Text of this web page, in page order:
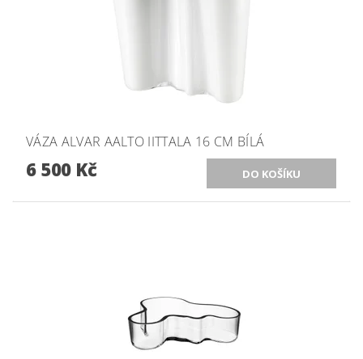
VÁZA ALVAR AALTO IITTALA 16 CM BÍLÁ
6 500 Kč